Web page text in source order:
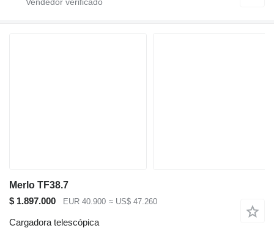
Merlo TF38.7
$ 1.897.000
EUR 40.900 ≈ US$ 47.260
Cargadora telescópica